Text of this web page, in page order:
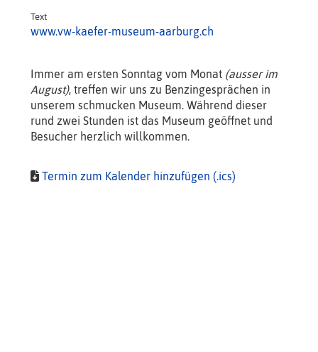
Text
www.vw-kaefer-museum-aarburg.ch
Immer am ersten Sonntag vom Monat (ausser im
August), treffen wir uns zu Benzingesprächen in
unserem schmucken Museum. Während dieser
rund zwei Stunden ist das Museum geöffnet und
Besucher herzlich willkommen.
Termin zum Kalender hinzufügen (.ics)